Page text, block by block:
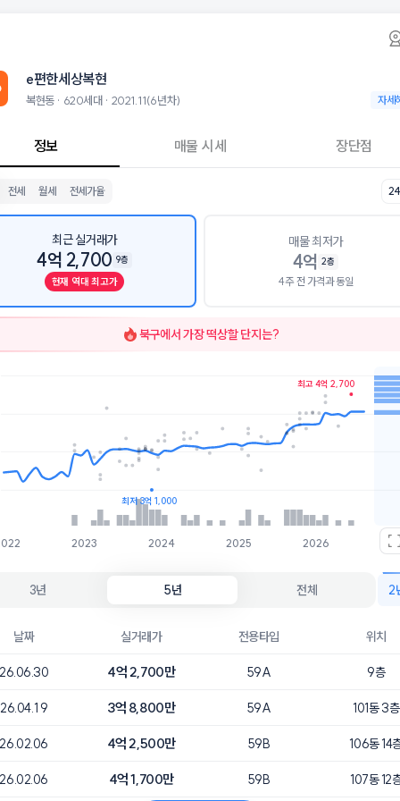
e편한세상복현 아파트 시세·실거래가·2년뒤
상복현은 복현동에 위치한 620세대 대단지 아파트로, 2021.11 입주한 6
8월 8일 기준 24평형의 매매 시세는 4억, 전세는 2.6억입니다. 30평
으로는 대구복현초등학교, 대구북중학교, 경상고등학교가 있습니다.
층, 용적률 241%, 건폐율 26%의 단지입니다.
e편한세상복
e편한세상복현
복현동 · 620세대 · 2021.11(6년차) 복현
자세
정보 매물 시세 장단점
전세 월세 전세가율
최근 실거래가
4억 2,700 9층
현재 역대 최고가
매물 최저가
4억 2층
4주 전 가격과 동일
북구에서 가장 떡상할 단지는?
2023 2024 2025 2026
최고 4억 2,700
최저 3억 1,000
매물수
4.2억
3년 5년 전체 2
날짜 실거래가 전용타입 위치
26.06.30 4억 2,700만 59A 9층
26.04.19 3억 8,800만 59A 101동 3층
26.02.06 4억 2,500만 59B 106동 14
26.02.06 4억 1,700만 59B 107동 12